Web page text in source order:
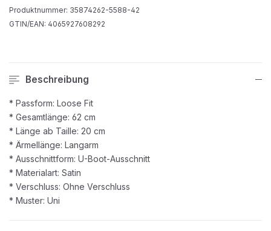
Produktnummer: 35874262-5588-42
GTIN/EAN: 4065927608292
Beschreibung
* Passform: Loose Fit
* Gesamtlänge: 62 cm
* Länge ab Taille: 20 cm
* Ärmellänge: Langarm
* Ausschnittform: U-Boot-Ausschnitt
* Materialart: Satin
* Verschluss: Ohne Verschluss
* Muster: Uni